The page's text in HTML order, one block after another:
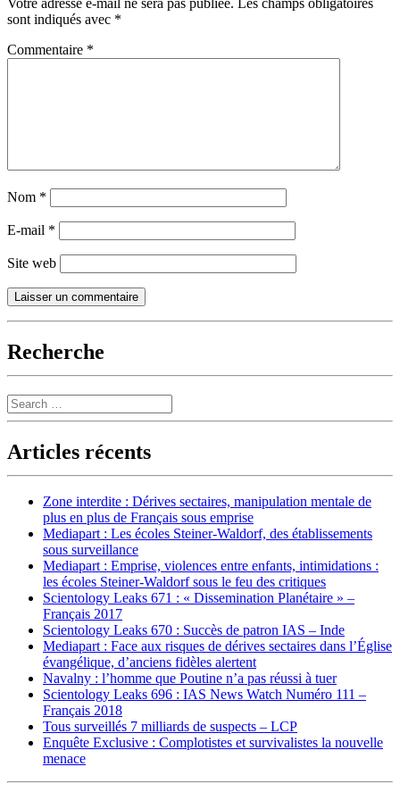
sont indiqués avec *
Commentaire *
Nom *
E-mail *
Site web
Recherche
Search
Articles récents
Zone interdite : Dérives sectaires, manipulation mentale de
plus en plus de Français sous emprise
Mediapart : Les écoles Steiner-Waldorf, des établissements
sous surveillance
Mediapart : Emprise, violences entre enfants, intimidations :
les écoles Steiner-Waldorf sous le feu des critiques
Scientology Leaks 671 : « Dissemination Planétaire » –
Français 2017
Scientology Leaks 670 : Succès de patron IAS – Inde
Mediapart : Face aux risques de dérives sectaires dans l’Église
évangélique, d’anciens fidèles alertent
Navalny : l’homme que Poutine n’a pas réussi à tuer
Scientology Leaks 696 : IAS News Watch Numéro 111 –
Français 2018
Tous surveillés 7 milliards de suspects – LCP
Enquête Exclusive : Complotistes et survivalistes la nouvelle
menace